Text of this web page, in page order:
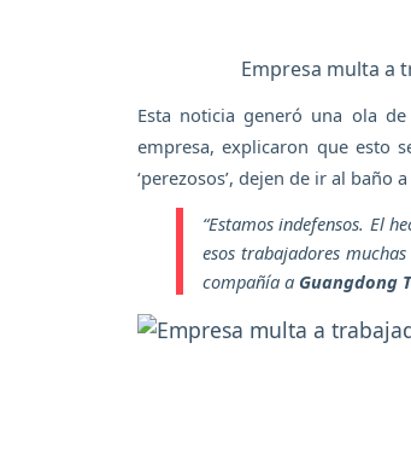
Empresa multa a
Esta noticia generó una ola
empresa, explicaron que esto
‘perezosos’, dejen de ir al baño
“Estamos indefensos. El
esos trabajadores
compañía a Guangdong